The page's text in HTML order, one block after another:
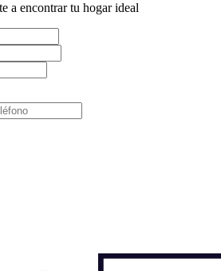
a encontrar tu hogar ideal